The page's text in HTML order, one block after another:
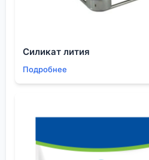
протягивается далеко за
я вижу в спецификации ?pKa
измерения? Есть ли данные
сложном уравнении
Силикат лития
Подробнее